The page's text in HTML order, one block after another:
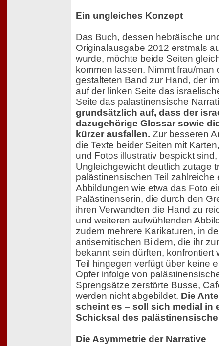
Ein ungleiches Konzept
Das Buch, dessen hebräische
Originalausgabe 2012 erstmals
wurde, möchte beide Seiten
kommen lassen. Nimmt frau/man
gestalteten Band zur Hand, der
auf der linken Seite das
Seite das palästinensische
grundsätzlich auf, dass der
dazugehörige Glossar sowie
kürzer ausfallen. Zur besseren
die Texte beider Seiten mit
und Fotos illustrativ bespickt
Ungleichgewicht deutlich zutage
palästinensischen Teil zahlreiche
Abbildungen wie etwa das Foto
Palästinenserin, die durch den
ihren Verwandten die Hand zu
und weiteren aufwühlenden
zudem mehrere Karikaturen, in
antisemitischen Bildern, die ihr
bekannt sein dürften, konfrontiert
Teil hingegen verfügt über keine
Opfer infolge von
Sprengsätze zerstörte Busse,
werden nicht abgebildet. Die
scheint es – soll sich medial in
Schicksal des
Die Asymmetrie der Narrative